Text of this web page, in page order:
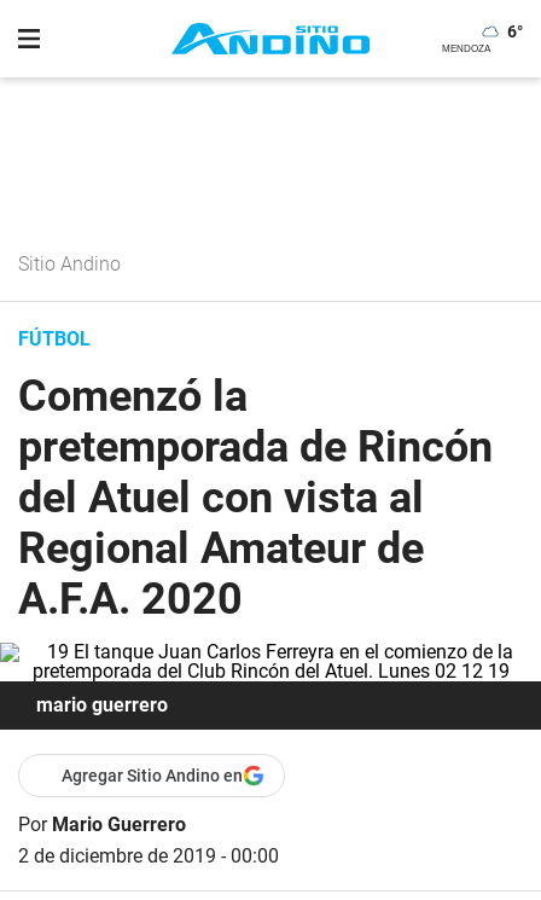
6°
Sitio Andino
FÚTBOL
Comenzó la
pretemporada de Rincón
del Atuel con vista al
Regional Amateur de
A.F.A. 2020
mario guerrero
Agregar Sitio Andino en
Por Mario Guerrero
2 de diciembre de 2019 - 00:00